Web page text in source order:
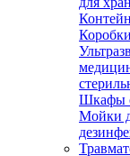
Шкафы
Мойки